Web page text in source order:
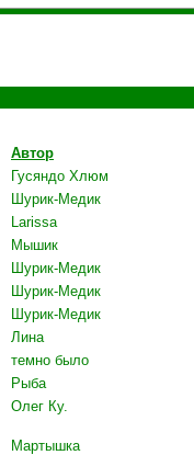
Автор
Гусяндо Хлюм
Шурик-Медик
Larissa
Мышик
Шурик-Медик
Шурик-Медик
Шурик-Медик
Лина
темно было
Рыба
Олег Ку.
Мартышка